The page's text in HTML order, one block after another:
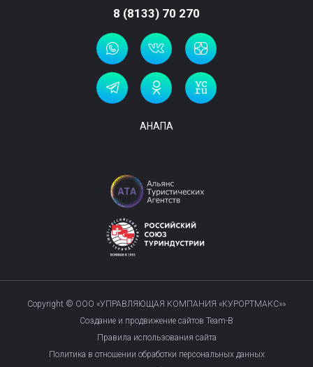
8 (8133) 70 270
АНАПА
Copyright © ООО «УПРАВЛЯЮЩАЯ КОМПАНИЯ «КУРОРТМАКС»»
Создание и продвижение сайтов Team-B
Правила использования сайта
Политика в отношении обработки персональных данных